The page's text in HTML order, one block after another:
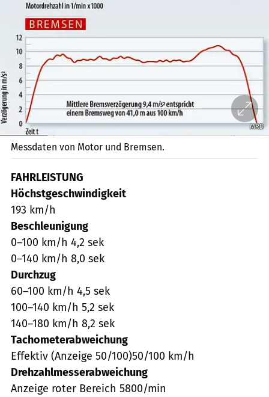
MRD
Messdaten von Motor und Bremsen.
FAHRLEISTUNG
Höchstgeschwindigkeit
193 km/h
Beschleunigung
0–100 km/h 4,2 sek
0–140 km/h 8,0 sek
Durchzug
60–100 km/h 4,5 sek
100–140 km/h 5,2 sek
140–180 km/h 8,2 sek
Tachometerabweichung
Effektiv (Anzeige 50/100)50/100 km/h
Drehzahlmesserabweichung
Anzeige roter Bereich 5800/min